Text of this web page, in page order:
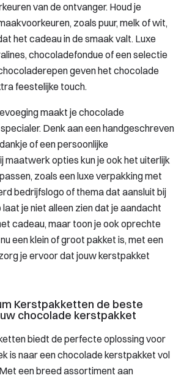
van de ontvanger. Houd je
zoals puur, melk of wit,
het cadeau in de smaak valt. Luxe
chocoladefondue of een selectie
geven het chocolade
feestelijke touch.
maakt je chocolade
Denk aan een handgeschreven
of een persoonlijke
maatwerk opties kun je ook het uiterlijk
zoals een luxe verpakking met
bedrijfslogo of thema dat aansluit bij
je niet alleen zien dat je aandacht
cadeau, maar toon je ook oprechte
een klein of groot pakket is, met een
je ervoor dat jouw kerstpakket
Kerstpakketten de beste
chocolade kerstpakket
biedt de perfecte oplossing voor
is naar een chocolade kerstpakket vol
een breed assortiment aan